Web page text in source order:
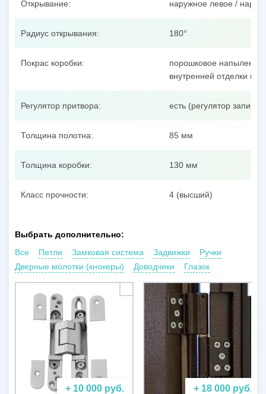
Открывание: наружное левое /
Радиус открывания: 180°
Покрас коробки:
порошковое напыление
внутренней отделки
Регулятор притвора: есть (регулятор
Толщина полотна: 85 мм
Толщина коробки: 130 мм
Класс прочности: 4 (высший)
Выбрать дополнительно:
Все
Петли Замковая система Задвижки
Ручки
Дверные молотки (кнокеры)
Доводчики Глазок
+ 10 000 руб. + 18 000 руб.